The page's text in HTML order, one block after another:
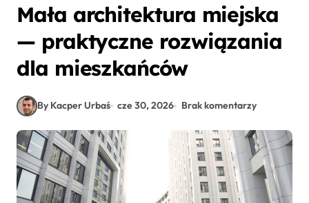
Mała architektura miejska
— praktyczne rozwiązania
dla mieszkańców
By Kacper Urbaś cze 30, 2026 Brak komentarzy